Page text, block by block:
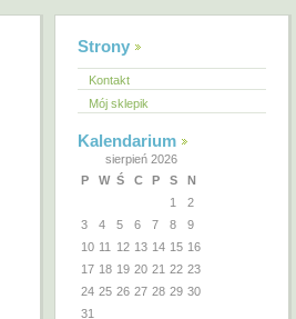
Strony
Kontakt
Mój sklepik
Kalendarium
sierpień 2026
P
W Ś C P S
N
1
2
3
4 5 6 7 8
9
10 11 12 13 14 15 16
17 18 19 20 21 22 23
24 25 26 27 28 29 30
31